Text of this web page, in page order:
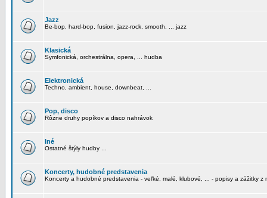
Jazz
Be-bop, hard-bop, fusion, jazz-rock, smooth, ... jazz
Klasická
Symfonická, orchestrálna, opera, ... hudba
Elektronická
Techno, ambient, house, downbeat, ...
Pop, disco
Rôzne druhy popíkov a disco nahrávok
Iné
Ostatné štýly hudby ...
Koncerty, hudobné predstavenia
Koncerty a hudobné predstavenia - veľké, malé, klubové, ... - popisy a zážitky z